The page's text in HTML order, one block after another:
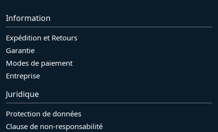
Information
Expédition et Retours
Garantie
Modes de paiement
Entreprise
Juridique
Protection de données
Clause de non-responsabilité